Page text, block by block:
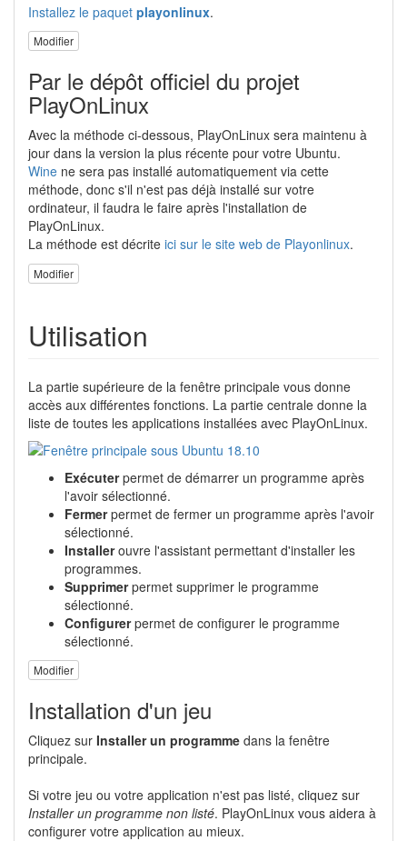
Installez le paquet playonlinux.
Modifier
Par le dépôt officiel du projet
PlayOnLinux
Avec la méthode ci-dessous, PlayOnLinux sera maintenu à
jour dans la version la plus récente pour votre Ubuntu.
Wine ne sera pas installé automatiquement via cette
méthode, donc s'il n'est pas déjà installé sur votre
ordinateur, il faudra le faire après l'installation de
PlayOnLinux.
La méthode est décrite ici sur le site web de Playonlinux.
Modifier
Utilisation
La partie supérieure de la fenêtre principale vous donne
accès aux différentes fonctions. La partie centrale donne la
liste de toutes les applications installées avec PlayOnLinux.
Exécuterpermet de démarrer un programme après
l'avoir sélectionné.
Fermerpermet de fermer un programme après l'avoir
sélectionné.
Installerouvre l'assistant permettant d'installer les
programmes.
Supprimerpermet supprimer le programme
sélectionné.
Configurerpermet de configurer le programme
sélectionné.
Modifier
Installation d'un jeu
Cliquez sur Installer un programme dans la fenêtre
principale.
Si votre jeu ou votre application n'est pas listé, cliquez sur
Installer un programme non listé. PlayOnLinux vous aidera à
configurer votre application au mieux.